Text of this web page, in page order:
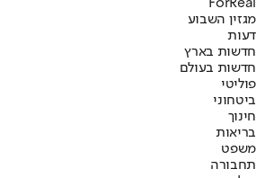
ForReal
מגזין השבוע
דעות
חדשות בארץ
חדשות בעולם
פוליטי
ביטחוני
חינוך
בריאות
משפט
תחבורה